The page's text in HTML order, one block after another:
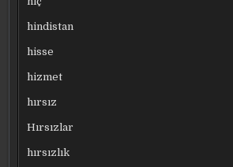
hindistan
hisse
hizmet
hırsız
Hırsızlar
hırsızlık